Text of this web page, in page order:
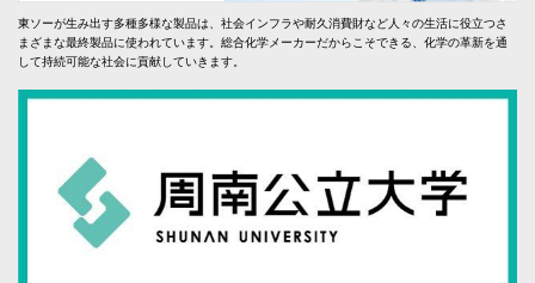
東ソーが生み出す多種多様な製品は、社会インフラや耐久消費財など人々の生活に役立つさ
まざまな最終製品に使われています。総合化学メーカーだからこそできる、化学の革新を通
して持続可能な社会に貢献していきます。